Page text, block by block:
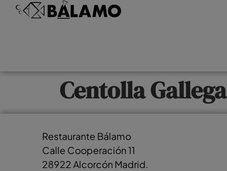
Centolla Gallega
Restaurante Bálamo
Calle Cooperación 11
28922 Alcorcón Madrid.